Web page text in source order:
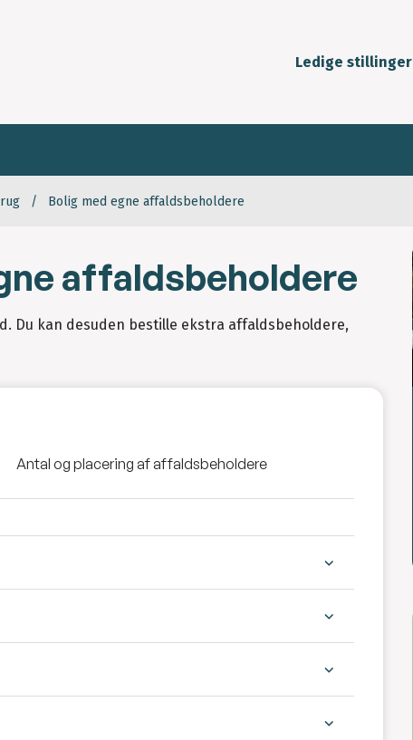
Ledige stillinger
Bolig med egne affaldsbeholdere
affaldsbeholdere
Du kan desuden bestille ekstra affaldsbeholdere,
Antal og placering af affaldsbeholdere